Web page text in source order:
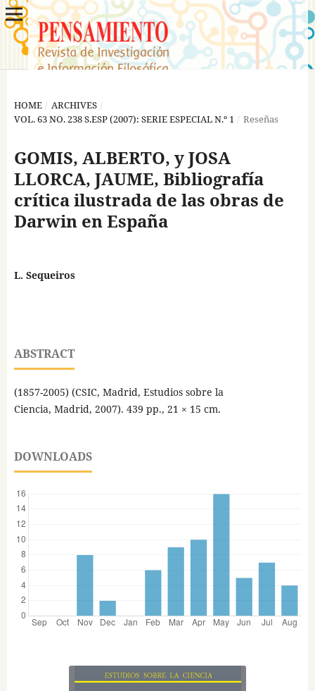
HOME / ARCHIVES /
VOL. 63 NO. 238 S.ESP (2007): SERIE ESPECIAL N.º 1 / Reseñas
GOMIS, ALBERTO, y JOSA
LLORCA, JAUME, Bibliografía
crítica ilustrada de las obras de
Darwin en España
L. Sequeiros
ABSTRACT
(1857-2005) (CSIC, Madrid, Estudios sobre la
Ciencia, Madrid, 2007). 439 pp., 21 × 15 cm.
DOWNLOADS